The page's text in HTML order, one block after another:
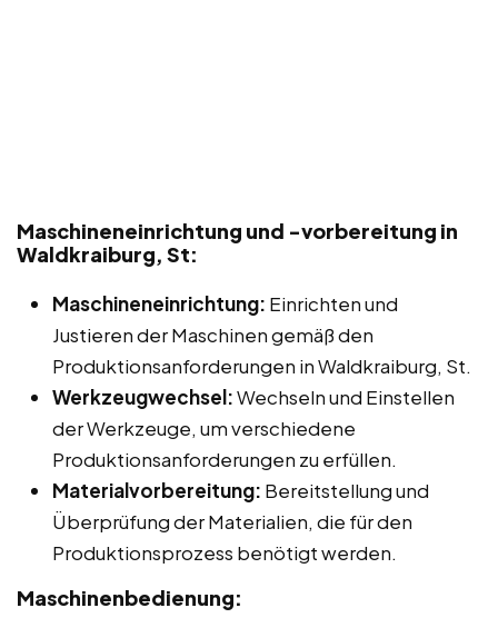
Maschineneinrichtung und -vorbereitung in
Waldkraiburg, St:
Maschineneinrichtung: Einrichten und
Justieren der Maschinen gemäß den
Produktionsanforderungen in Waldkraiburg, St.
Werkzeugwechsel:Wechseln und Einstellen
der Werkzeuge, um verschiedene
Produktionsanforderungen zu erfüllen.
Materialvorbereitung: Bereitstellung und
Überprüfung der Materialien, die für den
Produktionsprozess benötigt werden.
Maschinenbedienung: